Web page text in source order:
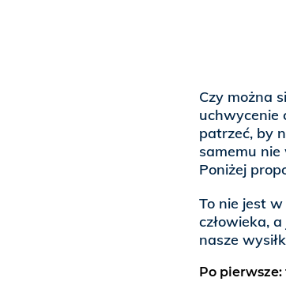
Czy można
uchwycenie
patrzeć, by
samemu
Poniżej
To nie jest
człowieka,
nasze
Po